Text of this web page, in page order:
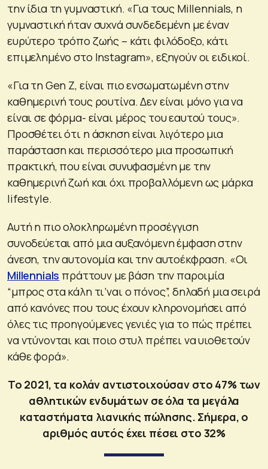
την ίδια τη γυμναστική. «Για τους Millennials, η
γυμναστική ήταν συχνά συνδεδεμένη με έναν
ευρύτερο τρόπο ζωής – κάτι φιλόδοξο, κάτι
επιμελημένο στο Instagram», εξηγούν οι ειδικοί.
«Για τη Gen Z, είναι πιο ενσωματωμένη στην
καθημερινή τους ρουτίνα. Δεν είναι μόνο για να
είναι σε φόρμα- είναι μέρος του εαυτού τους».
Προσθέτει ότι η άσκηση είναι λιγότερο μια
παράσταση και περισσότερο μια προσωπική
πρακτική, που είναι συνυφασμένη με την
καθημερινή ζωή και όχι προβαλλόμενη ως μάρκα
lifestyle.
Αυτή η πιο ολοκληρωμένη προσέγγιση
συνοδεύεται από μια αυξανόμενη έμφαση στην
άνεση, την αυτονομία και την αυτοέκφραση. «Οι
Millennials πράττουν με βάση την παροιμία
“μπρος στα κάλη τι’ναι ο πόνος”, δηλαδή μια σειρά
από κανόνες που τους έχουν κληρονομήσει από
όλες τις προηγούμενες γενιές για το πώς πρέπει
να ντύνονται και ποιο στυλ πρέπει να υιοθετούν
κάθε φορά».
Το 2021, τα κολάν αντιστοιχούσαν στο 47% των
αθλητικών ενδυμάτων σε όλα τα μεγάλα
καταστήματα λιανικής πώλησης. Σήμερα, ο
αριθμός αυτός έχει πέσει στο 32%